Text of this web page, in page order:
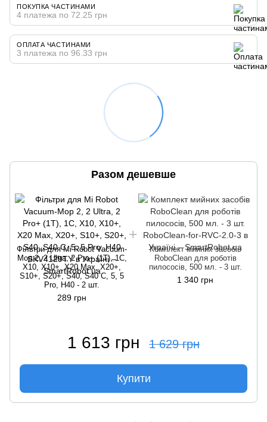
ПОКУПКА ЧАСТИНАМИ
4 платежа по 72.25 грн
ОПЛАТА ЧАСТИНАМИ
3 платежа по 96.33 грн
Разом дешевше
Фільтри для Mi Robot Vacuum-
Mop 2, 2 Ultra, 2 Pro+ (1Т), 1C,
X10, X10+, X20 Max, X20+,
S10+, S20+, S40, S40 C, 5, 5
Pro, H40 - 2 шт.
289 грн
Комплект мийних засобів
RoboClean для роботів
пилососів, 500 мл. - 3 шт.
1 340 грн
1 613 грн 1 629 грн
Купити